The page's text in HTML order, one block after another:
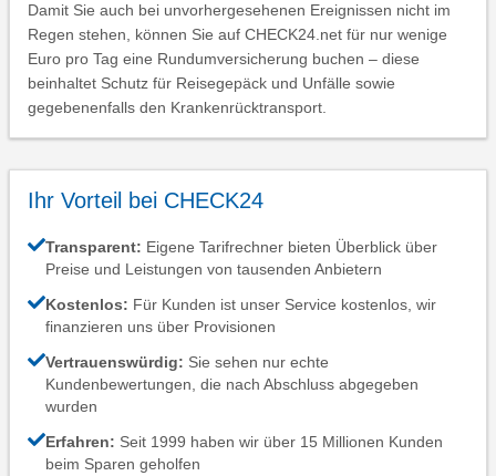
Damit Sie auch bei unvorhergesehenen Ereignissen nicht im
Regen stehen, können Sie auf CHECK24.net für nur wenige
Euro pro Tag eine Rundumversicherung buchen – diese
beinhaltet Schutz für Reisegepäck und Unfälle sowie
gegebenenfalls den Krankenrücktransport.
Ihr Vorteil bei CHECK24
Transparent: Eigene Tarifrechner bieten Überblick über
Preise und Leistungen von tausenden Anbietern
Kostenlos: Für Kunden ist unser Service kostenlos, wir
finanzieren uns über Provisionen
Vertrauenswürdig: Sie sehen nur echte
Kundenbewertungen, die nach Abschluss abgegeben
wurden
Erfahren: Seit 1999 haben wir über 15 Millionen Kunden
beim Sparen geholfen